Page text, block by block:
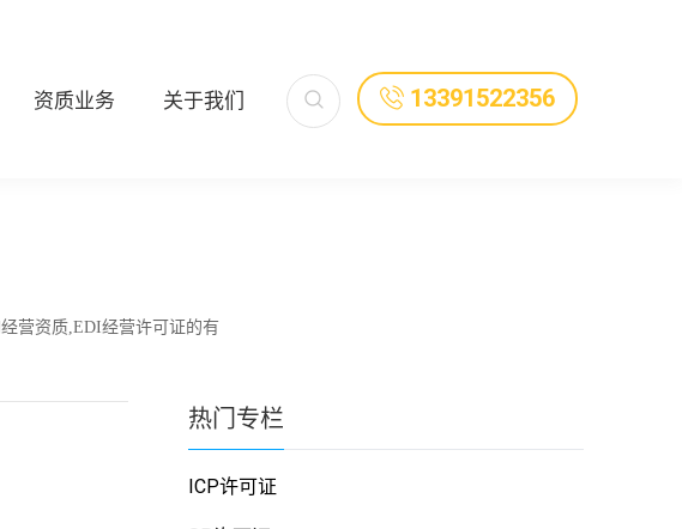
13391522356
资质业务 关于我们
营资质,EDI经营许可证的有
热门专栏
ICP许可证